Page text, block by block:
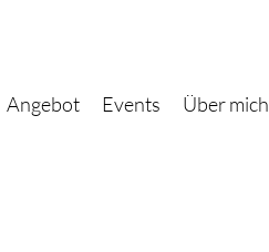
Angebot Events Über mich